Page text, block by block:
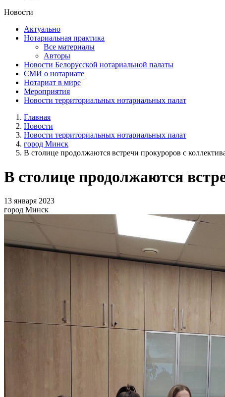
Новости
Актуально
Нотариальная практика
Все материалы
Авторы
Новости Белорусской нотариальной палаты
СМИ о нотариате
Нотариат в мире
Мероприятия
Новости территориальных нотариальных палат
Главная
Новости
Новости территориальных нотариальных палат
город Минск
В столице продолжаются встречи прокуроров с
В столице продолжаются
13 января 2023
город Минск